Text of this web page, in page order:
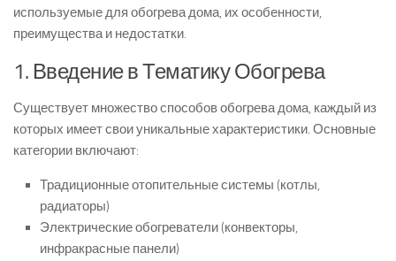
используемые для обогрева дома, их особенности,
преимущества и недостатки.
1. Введение в Тематику Обогрева
Существует множество способов обогрева дома, каждый из
которых имеет свои уникальные характеристики. Основные
категории включают:
Традиционные отопительные системы (котлы,
радиаторы)
Электрические обогреватели (конвекторы,
инфракрасные панели)